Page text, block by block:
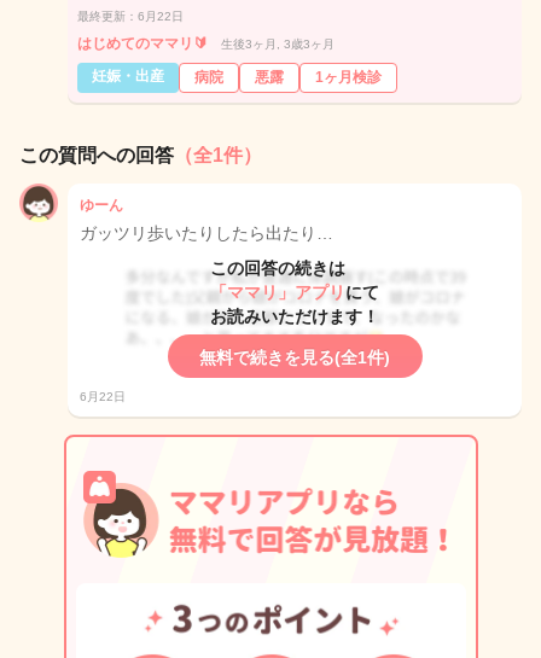
最終更新：6月22日
はじめてのママリ🔰 生後3ヶ月, 3歳3ヶ月
妊娠・出産 病院 悪露 1ヶ月検診
この質問への回答 （全1件）
ゆーん
ガッツリ歩いたりしたら出たり…
この回答の続きは
「ママリ」アプリ にて
お読みいただけます！
無料で続きを見る(全1件)
6月22日